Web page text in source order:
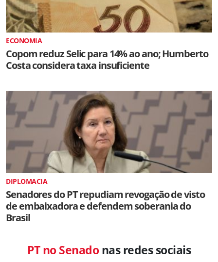
ECONOMIA
Copom reduz Selic para 14% ao ano; Humberto
Costa considera taxa insuficiente
DIPLOMACIA
Senadores do PT repudiam revogação de visto
de embaixadora e defendem soberania do
Brasil
PT no Senadonas redes sociais